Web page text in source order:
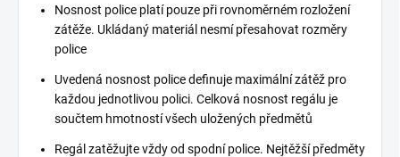
Nosnost police platí pouze při rovnoměrném rozložení
zátěže. Ukládaný materiál nesmí přesahovat rozměry
police
Uvedená nosnost police definuje maximální zátěž pro
každou jednotlivou polici. Celková nosnost regálu je
součtem hmotností všech uložených předmětů
Regál zatěžujte vždy od spodní police. Nejtěžší předměty